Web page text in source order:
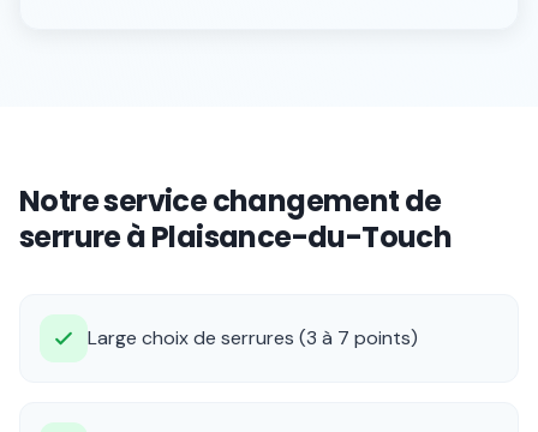
Notre service changement de
serrure à Plaisance-du-Touch
Large choix de serrures (3 à 7 points)